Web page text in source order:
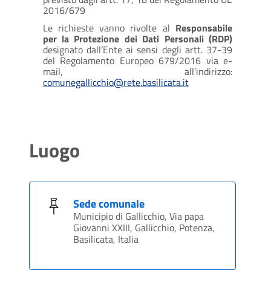
2016/679
Le richieste vanno rivolte al Responsabile
per la Protezione dei Dati Personali (RDP)
designato dall’Ente ai sensi degli artt. 37-39
del Regolamento Europeo 679/2016 via e-
mail, all’indirizzo:
comunegallicchio@rete.basilicata.it
Luogo
Sede comunale
Municipio di Gallicchio, Via papa
Giovanni XXIII, Gallicchio, Potenza,
Basilicata, Italia